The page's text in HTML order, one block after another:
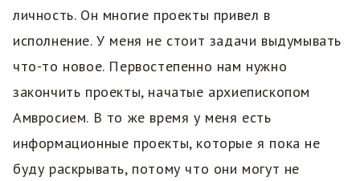
личность. Он многие проекты привел в
исполнение. У меня не стоит задачи выдумывать
что-то новое. Первостепенно нам нужно
закончить проекты, начатые архиепископом
Амвросием. В то же время у меня есть
информационные проекты, которые я пока не
буду раскрывать, потому что они могут не